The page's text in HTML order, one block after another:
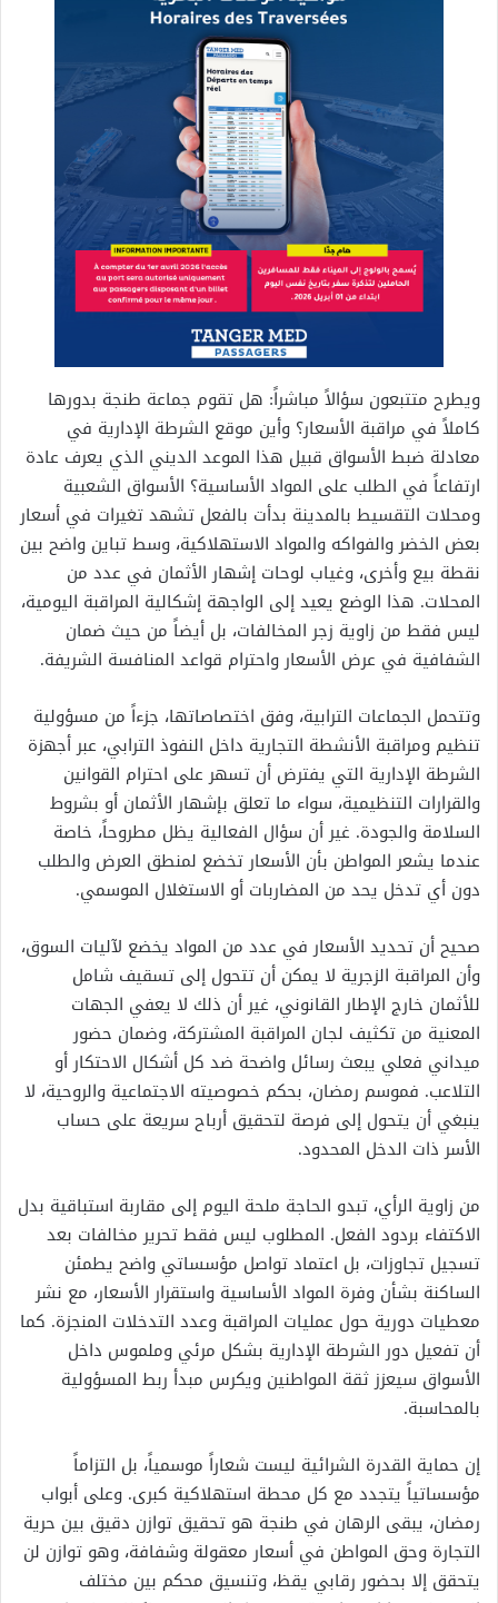
ويطرح متتبعون سؤالاً مباشراً: هل تقوم جماعة طنجة بدورها
كاملاً في مراقبة الأسعار؟ وأين موقع الشرطة الإدارية في
معادلة ضبط الأسواق قبيل هذا الموعد الديني الذي يعرف عادة
ارتفاعاً في الطلب على المواد الأساسية؟ الأسواق الشعبية
ومحلات التقسيط بالمدينة بدأت بالفعل تشهد تغيرات في أسعار
بعض الخضر والفواكه والمواد الاستهلاكية، وسط تباين واضح بين
نقطة بيع وأخرى، وغياب لوحات إشهار الأثمان في عدد من
المحلات. هذا الوضع يعيد إلى الواجهة إشكالية المراقبة اليومية،
ليس فقط من زاوية زجر المخالفات، بل أيضاً من حيث ضمان
الشفافية في عرض الأسعار واحترام قواعد المنافسة الشريفة.
وتتحمل الجماعات الترابية، وفق اختصاصاتها، جزءاً من مسؤولية
تنظيم ومراقبة الأنشطة التجارية داخل النفوذ الترابي، عبر أجهزة
الشرطة الإدارية التي يفترض أن تسهر على احترام القوانين
والقرارات التنظيمية، سواء ما تعلق بإشهار الأثمان أو بشروط
السلامة والجودة. غير أن سؤال الفعالية يظل مطروحاً، خاصة
عندما يشعر المواطن بأن الأسعار تخضع لمنطق العرض والطلب
دون أي تدخل يحد من المضاربات أو الاستغلال الموسمي.
صحيح أن تحديد الأسعار في عدد من المواد يخضع لآليات السوق،
وأن المراقبة الزجرية لا يمكن أن تتحول إلى تسقيف شامل
للأثمان خارج الإطار القانوني، غير أن ذلك لا يعفي الجهات
المعنية من تكثيف لجان المراقبة المشتركة، وضمان حضور
ميداني فعلي يبعث رسائل واضحة ضد كل أشكال الاحتكار أو
التلاعب. فموسم رمضان، بحكم خصوصيته الاجتماعية والروحية، لا
ينبغي أن يتحول إلى فرصة لتحقيق أرباح سريعة على حساب
الأسر ذات الدخل المحدود.
من زاوية الرأي، تبدو الحاجة ملحة اليوم إلى مقاربة استباقية بدل
الاكتفاء بردود الفعل. المطلوب ليس فقط تحرير مخالفات بعد
تسجيل تجاوزات، بل اعتماد تواصل مؤسساتي واضح يطمئن
الساكنة بشأن وفرة المواد الأساسية واستقرار الأسعار، مع نشر
معطيات دورية حول عمليات المراقبة وعدد التدخلات المنجزة. كما
أن تفعيل دور الشرطة الإدارية بشكل مرئي وملموس داخل
الأسواق سيعزز ثقة المواطنين ويكرس مبدأ ربط المسؤولية
بالمحاسبة.
إن حماية القدرة الشرائية ليست شعاراً موسمياً، بل التزاماً
مؤسساتياً يتجدد مع كل محطة استهلاكية كبرى. وعلى أبواب
رمضان، يبقى الرهان في طنجة هو تحقيق توازن دقيق بين حرية
التجارة وحق المواطن في أسعار معقولة وشفافة، وهو توازن لن
يتحقق إلا بحضور رقابي يقظ، وتنسيق محكم بين مختلف